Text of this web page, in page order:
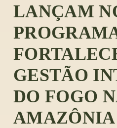
LANÇAM
GESTÃO
DO FOGO
AMAZÔNIA